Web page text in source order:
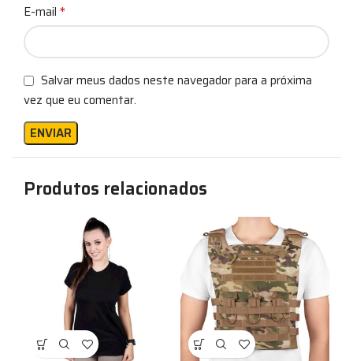
E-mail *
Salvar meus dados neste navegador para a próxima
vez que eu comentar.
Produtos relacionados